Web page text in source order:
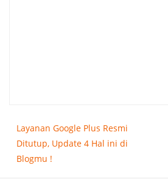
Layanan Google Plus Resmi
Ditutup, Update 4 Hal ini di
Blogmu !